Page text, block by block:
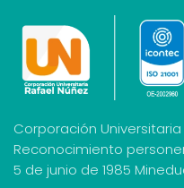
Corporación Universitaria
Reconocimiento
5 de junio de 1985